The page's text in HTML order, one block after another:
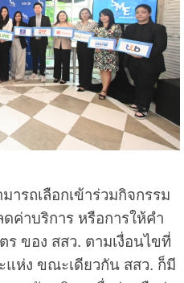
ถเลือกเข้าร่วมกิจกรรม
ค่าบริการ หรือการให้คำ
ของ สสว. ตามเงื่อนไขที่
ห่ง ขณะเดียวกัน สสว. ก็มี